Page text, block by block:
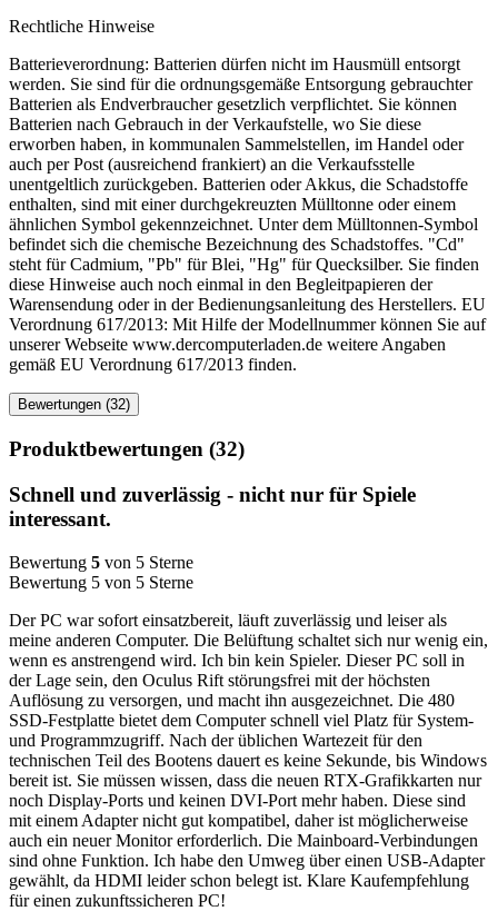
Rechtliche Hinweise
Batterieverordnung: Batterien dürfen nicht im Hausmüll entsorgt
werden. Sie sind für die ordnungsgemäße Entsorgung gebrauchter
Batterien als Endverbraucher gesetzlich verpflichtet. Sie können
Batterien nach Gebrauch in der Verkaufstelle, wo Sie diese
erworben haben, in kommunalen Sammelstellen, im Handel oder
auch per Post (ausreichend frankiert) an die Verkaufsstelle
unentgeltlich zurückgeben. Batterien oder Akkus, die Schadstoffe
enthalten, sind mit einer durchgekreuzten Mülltonne oder einem
ähnlichen Symbol gekennzeichnet. Unter dem Mülltonnen-Symbol
befindet sich die chemische Bezeichnung des Schadstoffes. "Cd"
steht für Cadmium, "Pb" für Blei, "Hg" für Quecksilber. Sie finden
diese Hinweise auch noch einmal in den Begleitpapieren der
Warensendung oder in der Bedienungsanleitung des Herstellers. EU
Verordnung 617/2013: Mit Hilfe der Modellnummer können Sie auf
unserer Webseite www.dercomputerladen.de weitere Angaben
gemäß EU Verordnung 617/2013 finden.
Bewertungen (32)
Produktbewertungen (32)
Schnell und zuverlässig - nicht nur für Spiele
interessant.
Bewertung 5 von 5 Sterne
Bewertung 5 von 5 Sterne
Der PC war sofort einsatzbereit, läuft zuverlässig und leiser als
meine anderen Computer. Die Belüftung schaltet sich nur wenig ein,
wenn es anstrengend wird. Ich bin kein Spieler. Dieser PC soll in
der Lage sein, den Oculus Rift störungsfrei mit der höchsten
Auflösung zu versorgen, und macht ihn ausgezeichnet. Die 480
SSD-Festplatte bietet dem Computer schnell viel Platz für System-
und Programmzugriff. Nach der üblichen Wartezeit für den
technischen Teil des Bootens dauert es keine Sekunde, bis Windows
bereit ist. Sie müssen wissen, dass die neuen RTX-Grafikkarten nur
noch Display-Ports und keinen DVI-Port mehr haben. Diese sind
mit einem Adapter nicht gut kompatibel, daher ist möglicherweise
auch ein neuer Monitor erforderlich. Die Mainboard-Verbindungen
sind ohne Funktion. Ich habe den Umweg über einen USB-Adapter
gewählt, da HDMI leider schon belegt ist. Klare Kaufempfehlung
für einen zukunftssicheren PC!